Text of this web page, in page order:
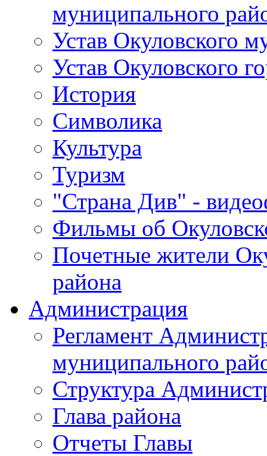
муниципального
Устав Окуловского
Устав Окуловского
История
Символика
Культура
Туризм
"Страна Див" -
Фильмы об
Почетные жители
района
Администрация
Регламент
муниципального
Структура
Глава района
Отчеты Главы